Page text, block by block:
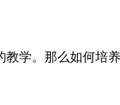
学。那么如何培